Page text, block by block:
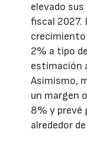
elevado
fiscal 2027.
crecimiento
2% a tipo
estimación
Asimismo,
un margen
8% y prevé
alrededor